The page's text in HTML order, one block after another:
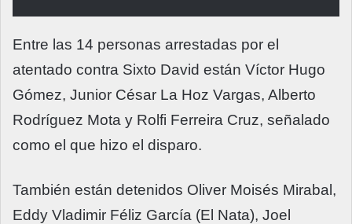
Entre las 14 personas arrestadas por el
atentado contra Sixto David están Víctor Hugo
Gómez, Junior César La Hoz Vargas, Alberto
Rodríguez Mota y Rolfi Ferreira Cruz, señalado
como el que hizo el disparo.
También están detenidos Oliver Moisés Mirabal,
Eddy Vladimir Féliz García (El Nata), Joel